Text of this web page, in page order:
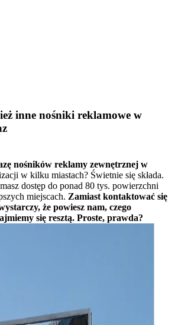
inne nośniki reklamowe w
nośników reklamy zewnętrznej w
w kilku miastach? Świetnie się składa.
dostęp do ponad 80 tys. powierzchni
miejscach. Zamiast kontaktować się
że powiesz nam, czego
się resztą. Proste, prawda?